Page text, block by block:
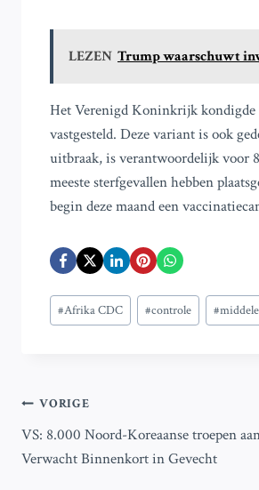
LEZEN Trump waarschuwt
Het Verenigd Koninkrijk kondigde
vastgesteld. Deze variant is ook
uitbraak, is verantwoordelijk voor
meeste sterfgevallen hebben
begin deze maand een
Bericht
tags:
#Afrika CDC #controle #
Bericht
navigatie
VORIGE
VS: 8.000 Noord-Koreaanse troepen
Verwacht Binnenkort in Gevecht